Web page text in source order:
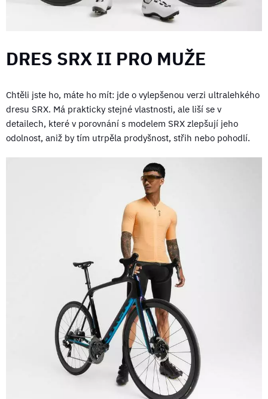
DRES SRX II PRO MUŽE
Chtěli jste ho, máte ho mít: jde o vylepšenou verzi ultralehkého
dresu SRX. Má prakticky stejné vlastnosti, ale liší se v
detailech, které v porovnání s modelem SRX zlepšují jeho
odolnost, aniž by tím utrpěla prodyšnost, střih nebo pohodlí.